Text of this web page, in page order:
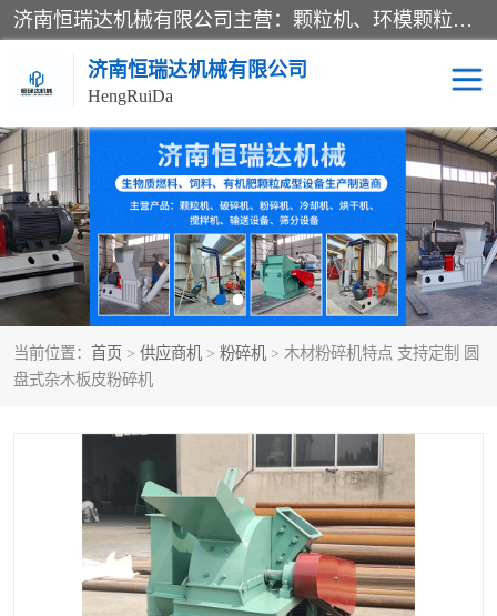
济南恒瑞达机械有限公司主营：颗粒机、环模颗粒机、平模颗粒机、粉碎机、滚筒筛分机、冷却机、颗粒燃烧机、生物质颗粒机、木屑颗粒机、秸秆颗粒机、饲料颗粒机、燃料颗粒机、木材粉碎机、秸秆粉碎机、饲料粉碎机、颗粒冷却机、锯末滚筒筛、锤片粉碎机、滚筒筛、搅拌机等产品。
济南恒瑞达机械有限公司
HengRuiDa
当前位置： 首页 > 供应商机 > 粉碎机 > 木材粉碎机特点 支持定制 圆
盘式杂木板皮粉碎机
颗粒机 环模颗粒机
平模颗粒机 生物质颗粒机
秸秆颗粒机 饲料颗粒机
燃料颗粒机 木屑颗粒机
锤片粉碎机
搅拌机 冷却机
颗粒冷却机 颗粒燃烧机